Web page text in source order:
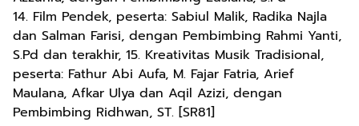
14. Film Pendek, peserta: Sabiul Malik, Radika Najla
dan Salman Farisi, dengan Pembimbing Rahmi Yanti,
S.Pd dan terakhir, 15. Kreativitas Musik Tradisional,
peserta: Fathur Abi Aufa, M. Fajar Fatria, Arief
Maulana, Afkar Ulya dan Aqil Azizi, dengan
Pembimbing Ridhwan, ST. [SR81]